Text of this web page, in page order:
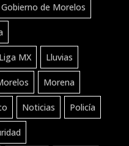
Gobierno de Morelos
Liga MX Lluvias
Morena
Noticias Policía